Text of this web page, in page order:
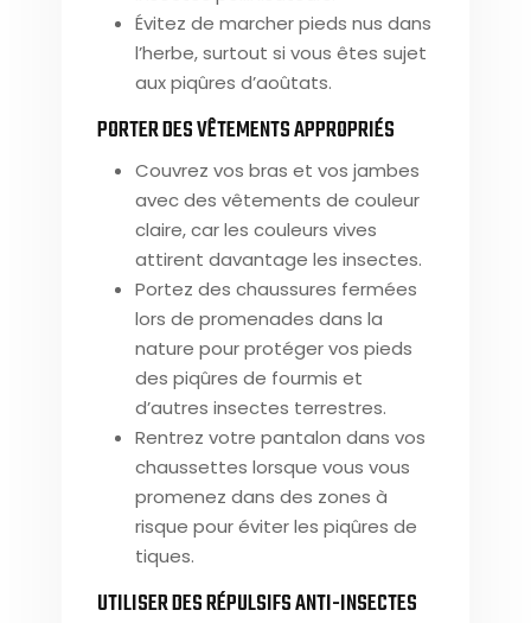
Évitez de marcher pieds nus dans
l’herbe, surtout si vous êtes sujet
aux piqûres d’aoûtats.
PORTER DES VÊTEMENTS APPROPRIÉS
Couvrez vos bras et vos jambes
avec des vêtements de couleur
claire, car les couleurs vives
attirent davantage les insectes.
Portez des chaussures fermées
lors de promenades dans la
nature pour protéger vos pieds
des piqûres de fourmis et
d’autres insectes terrestres.
Rentrez votre pantalon dans vos
chaussettes lorsque vous vous
promenez dans des zones à
risque pour éviter les piqûres de
tiques.
UTILISER DES RÉPULSIFS ANTI-INSECTES